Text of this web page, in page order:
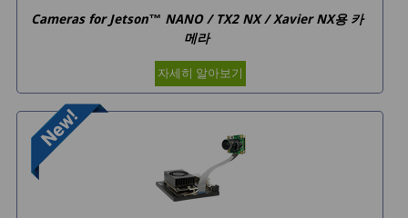
Cameras for Jetson™ NANO / TX2 NX / Xavier NX용 카
메라
자세히 알아보기